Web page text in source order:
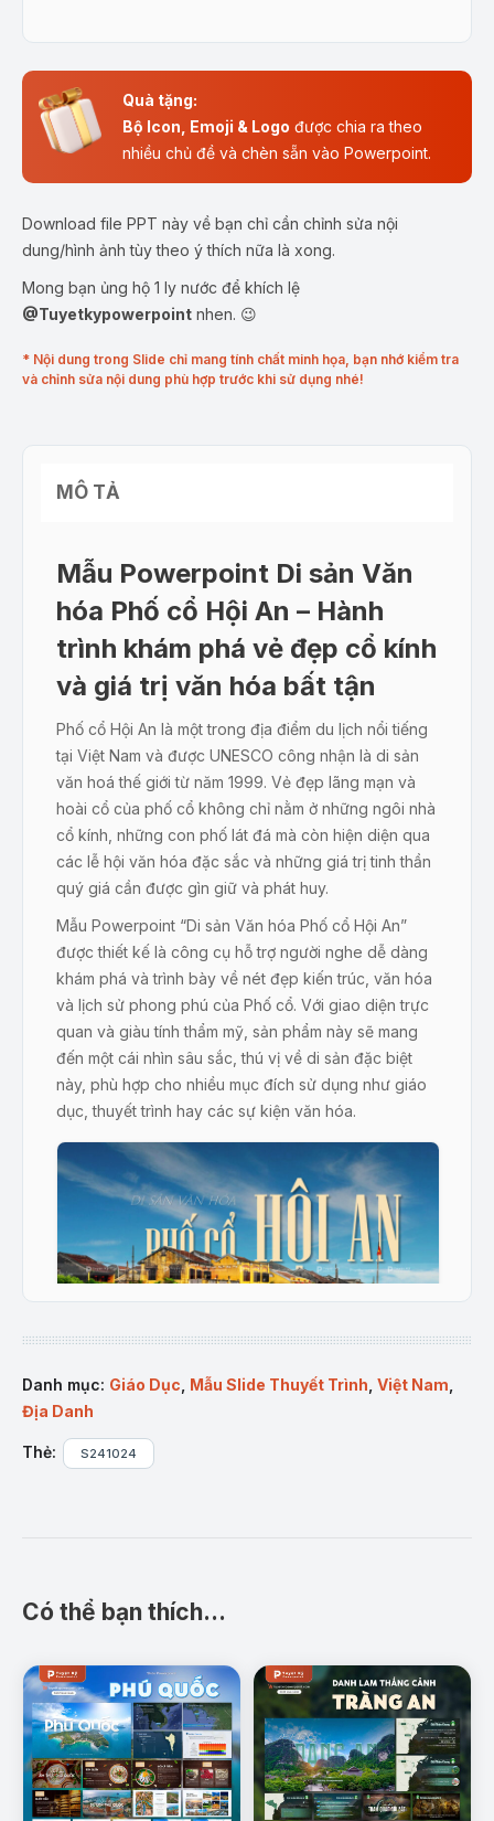
Quà tặng:
Bộ Icon, Emoji & Logo được chia ra theo
nhiều chủ đề và chèn sẵn vào Powerpoint.
Download file PPT này về bạn chỉ cần chỉnh sửa nội
dung/hình ảnh tùy theo ý thích nữa là xong.
Mong bạn ủng hộ 1 ly nước để khích lệ
@Tuyetkypowerpoint nhen. 😉
* Nội dung trong Slide chỉ mang tính chất minh họa, bạn nhớ kiểm tra
và chỉnh sửa nội dung phù hợp trước khi sử dụng nhé!
MÔ TẢ
Mẫu Powerpoint Di sản Văn
hóa Phố cổ Hội An – Hành
trình khám phá vẻ đẹp cổ kính
và giá trị văn hóa bất tận
Phố cổ Hội An là một trong địa điểm du lịch nổi tiếng
tại Việt Nam và được UNESCO công nhận là di sản
văn hoá thế giới từ năm 1999. Vẻ đẹp lãng mạn và
hoài cổ của phố cổ không chỉ nằm ở những ngôi nhà
cổ kính, những con phố lát đá mà còn hiện diện qua
các lễ hội văn hóa đặc sắc và những giá trị tinh thần
quý giá cần được gìn giữ và phát huy.
Mẫu Powerpoint “Di sản Văn hóa Phố cổ Hội An”
được thiết kế là công cụ hỗ trợ người nghe dễ dàng
khám phá và trình bày về nét đẹp kiến trúc, văn hóa
và lịch sử phong phú của Phố cổ. Với giao diện trực
quan và giàu tính thẩm mỹ, sản phẩm này sẽ mang
đến một cái nhìn sâu sắc, thú vị về di sản đặc biệt
này, phù hợp cho nhiều mục đích sử dụng như giáo
dục, thuyết trình hay các sự kiện văn hóa.
Sản phẩm “Phố cổ Hội An” tại Tuyệt kỹ Powerpoint.
Mô tả sản phẩm:
Mẫu Slide Powerpoint “Di sản Văn hóa Phố cổ Hội
chỉ giới thiệu tổng quan về Phố cổ mà còn giúp
truyền tải thông điệp bảo tồn và phát huy những giá
sử, văn hóa hoặc các buổi thuyết trình giới thiệu du
lịch.
Nội dung chi tiết:
Vị trí địa lý:Giới thiệu tổng quan về vị trí và tầm
quan trọng chiến lược của Hội An trong lịch sử
Danh mục: Giáo Dục Mẫu Slide Thuyết Trình Việt Nam
Địa Danh
Thẻ: S241024
Có thể bạn thích…